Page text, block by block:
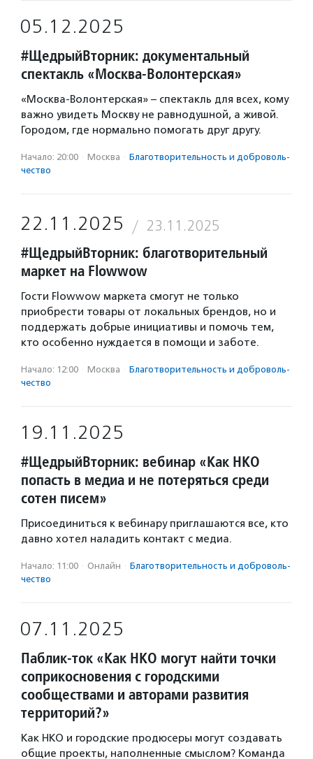
05.12.2025
#ЩедрыйВторник: документальный
спектакль «Москва-Волонтерская»
«Москва-Волонтерская» – спектакль для всех, кому
важно увидеть Москву не равнодушной, а живой.
Городом, где нормально помогать друг другу.
Начало: 20:00 · Москва · Благотвори­тель­ность и доброволь­
чест­во
22.11.2025 23.11.2025
#ЩедрыйВторник: благотворительный
маркет на Flowwow
Гости Flowwow маркета смогут не только
приобрести товары от локальных брендов, но и
поддержать добрые инициативы и помочь тем,
кто особенно нуждается в помощи и заботе.
Начало: 12:00 · Москва · Благотвори­тель­ность и доброволь­
чест­во
19.11.2025
#ЩедрыйВторник: вебинар «Как НКО
попасть в медиа и не потеряться среди
сотен писем»
Присоединиться к вебинару приглашаются все, кто
давно хотел наладить контакт с медиа.
Начало: 11:00 · Онлайн · Благотвори­тель­ность и доброволь­
чест­во
07.11.2025
Паблик-ток «Как НКО могут найти точки
соприкосновения с городскими
сообществами и авторами развития
территорий?»
Как НКО и городские продюсеры могут создавать
общие проекты, наполненные смыслом? Команда